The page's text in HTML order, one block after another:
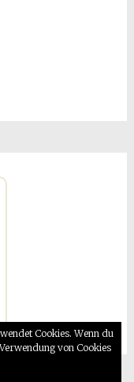
Cookies. Wenn du
von Cookies